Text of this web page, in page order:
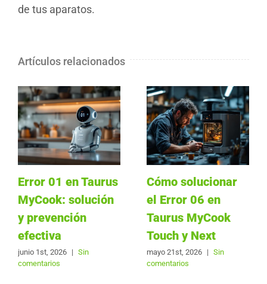
de tus aparatos.
Artículos relacionados
Error 01 en Taurus
MyCook: solución
y prevención
efectiva
junio 1st, 2026 | Sin
comentarios
Cómo solucionar
el Error 06 en
Taurus MyCook
Touch y Next
mayo 21st, 2026 | Sin
comentarios